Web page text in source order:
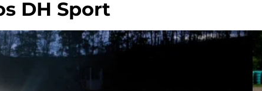
DH Sport